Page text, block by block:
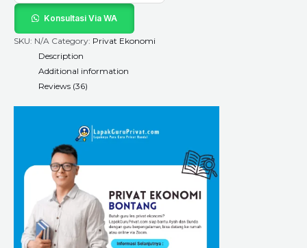
Konsultasi Via WA
SKU: N/A Category: Privat Ekonomi
Description
Additional information
Reviews (36)